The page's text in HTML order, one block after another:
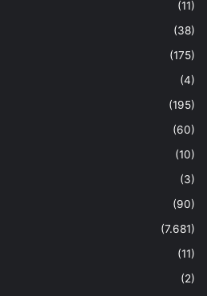
(11)
(38)
(175)
(4)
(195)
(60)
(10)
(3)
(90)
(7.681)
(11)
(2)